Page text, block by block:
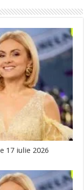
17 iulie 2026